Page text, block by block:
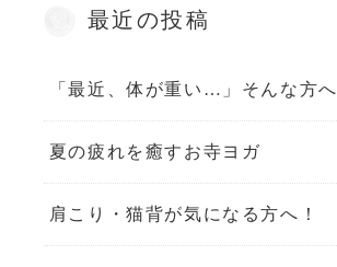
最近の投稿
「最近、体が重い…」そんな方へ
夏の疲れを癒すお寺ヨガ
肩こり・猫背が気になる方へ！